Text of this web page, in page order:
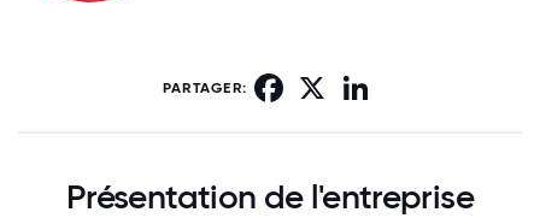
PARTAGER: Facebook
Présentation de l'entreprise